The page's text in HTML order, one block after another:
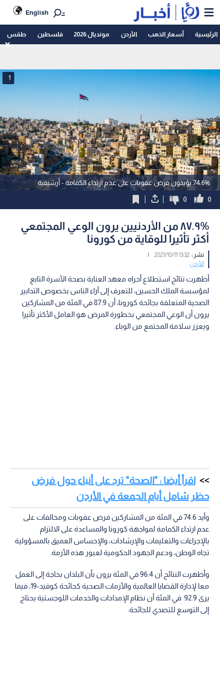
English
الرئيسية أسعار الذهب الأردن مونديال 2026 فلسطين طقس
74.6% يؤيدون فرض عقوبات على عدم ارتداء الكمامة - أرشيفية
1
0
0
%٨٧.٩ من الأردنيين يرون الوعي المجتمعي
أكثر تأثيرا للوقاية من كورونا
نشر :13:32 2021/10/11
|
الأردن
أظهرت نتائج استطلاع أجراه معهد العناية بصحة الأسرة التابع
لمؤسسة الملك الحسين، للتعرف إلى آراء الناس بخصوص التدابير
الصحية المتعلقة بجائحة كورونا، أن 87.9 في المئة من المشاركين
يرون أن الوعي المجتمعي بخطورة المرض هو العامل الأكثر تأثيرا
ويعزز سلامة المجتمع من الوباء.
اقرأ أيضا : "الصحة" ترد على أنباء حول فرض
حظر شامل أيام الجمعة في الأردن
وأيد 74.6 في المئة من المشاركين فرض عقوبات ومخالفات على
عدم ارتداء الكمامة لمواجهة كورونا والمساعدة على الالتزام
بالإجراءات والتعليمات والإرشادات، والإحساس العميق بالمسؤولية
تجاه الوطن، ودعم الجهود الحكومية لعبور هذه الأزمة.
وأظهرت النتائج أن 96.4 في المئة يرون بأن البلدان بحاجة إلى العمل
معا لإدارة القضايا العالمية والأزمات الصحية كجائحة كوفيد-19، فيما
يرى 92.9 في المئة أن نظام الإمدادات والخدمات اللوجستية يحتاج
إلى التوسع للتصدي للجائحة.